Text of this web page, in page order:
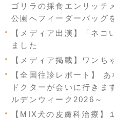
ゴリラの採食エンリッチ
公園へフィーダーバッグ
【メディア出演】「ネコ
ました
【メディア掲載】ワンち
【全国往診レポート】
ドクターが会いに行きま
ルデンウィーク2026～
【MIX犬の皮膚科治療